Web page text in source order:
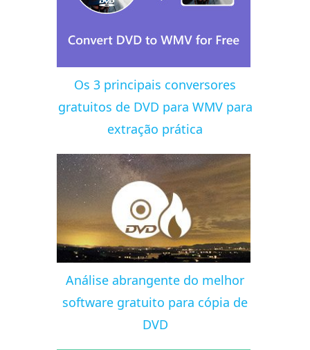
Os 3 principais conversores
gratuitos de DVD para WMV para
extração prática
Análise abrangente do melhor
software gratuito para cópia de
DVD